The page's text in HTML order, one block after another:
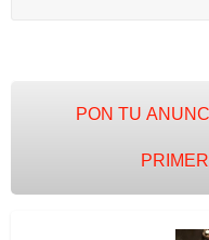
PON TU